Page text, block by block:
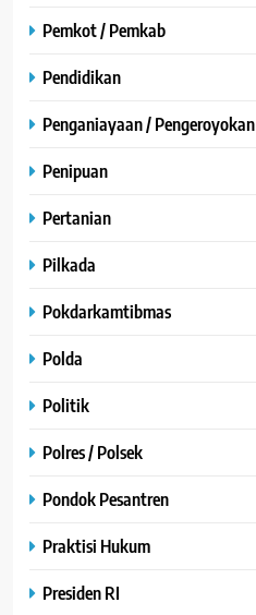
Pemkot / Pemkab
Pendidikan
Penganiayaan / Pengeroyokan
Penipuan
Pertanian
Pilkada
Pokdarkamtibmas
Polda
Politik
Polres / Polsek
Pondok Pesantren
Praktisi Hukum
Presiden RI